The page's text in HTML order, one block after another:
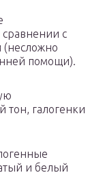
сравнении с
помощи).
тон, галогенки
и белый